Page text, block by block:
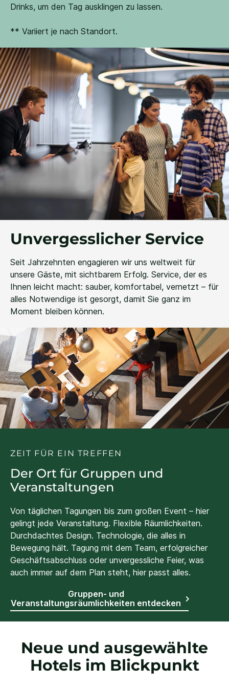
Drinks, um den Tag ausklingen zu lassen.
** Variiert je nach Standort.
Unvergesslicher Service
Seit Jahrzehnten engagieren wir uns weltweit für
unsere Gäste, mit sichtbarem Erfolg. Service, der es
Ihnen leicht macht: sauber, komfortabel, vernetzt – für
alles Notwendige ist gesorgt, damit Sie ganz im
Moment bleiben können.
ZEIT FÜR EIN TREFFEN
Der Ort für Gruppen und
Veranstaltungen
Von täglichen Tagungen bis zum großen Event – hier
gelingt jede Veranstaltung. Flexible Räumlichkeiten.
Durchdachtes Design. Technologie, die alles in
Bewegung hält. Tagung mit dem Team, erfolgreicher
Geschäftsabschluss oder unvergessliche Feier, was
auch immer auf dem Plan steht, hier passt alles.
Gruppen- und
Veranstaltungsräumlichkeiten entdecken
Neue und ausgewählte
Hotels im Blickpunkt